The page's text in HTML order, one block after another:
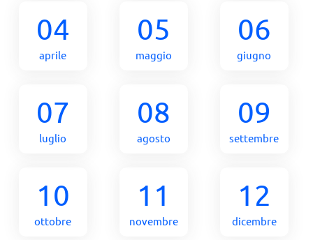
04
aprile
05
maggio
06
giugno
07
luglio
08
agosto
09
settembre
10
ottobre
11
novembre
12
dicembre